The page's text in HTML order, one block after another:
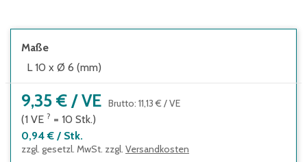
Gewinde: M6 x 30
ausreichend gegen Kippen gesichert
werden:
• wenn die Höhe des obersten Fachbodens
im Verhältnis zur Regaltiefe größer 5:1 ist
• wenn Regale mit Flügeltüren eingesetzt
Maße
L 10 x Ø 6 (mm)
9,35 € /VE Brutto: 11,13 € /VE
(1 VE ? = 10 Stk.)
0,94 € / Stk.
zzgl. gesetzl. MwSt. zzgl. Versandkosten